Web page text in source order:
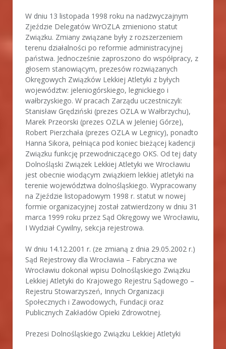
W dniu 13 listopada 1998 roku na nadzwyczajnym
Zjeździe Delegatów WrOZLA zmieniono statut
Związku. Zmiany związane były z rozszerzeniem
terenu działalności po reformie administracyjnej
państwa. Jednocześnie zaproszono do współpracy, z
głosem stanowiącym, prezesów rozwiązanych
Okręgowych Związków Lekkiej Atletyki z byłych
województw: jeleniogórskiego, legnickiego i
wałbrzyskiego. W pracach Zarządu uczestniczyli:
Stanisław Grędziński (prezes OZLA w Wałbrzychu),
Marek Przeorski (prezes OZLA w Jeleniej Górze),
Robert Pierzchała (prezes OZLA w Legnicy), ponadto
Hanna Sikora, pełniąca pod koniec bieżącej kadencji
Związku funkcję przewodniczącego OKS. Od tej daty
Dolnośląski Związek Lekkiej Atletyki we Wrocławiu
jest obecnie wiodącym związkiem lekkiej atletyki na
terenie województwa dolnośląskiego. Wypracowany
na Zjeździe listopadowym 1998 r. statut w nowej
formie organizacyjnej został zatwierdzony w dniu 31
marca 1999 roku przez Sąd Okręgowy we Wrocławiu,
I Wydział Cywilny, sekcja rejestrowa.
W dniu 14.12.2001 r. (ze zmianą z dnia 29.05.2002 r.)
Sąd Rejestrowy dla Wrocławia – Fabryczna we
Wrocławiu dokonał wpisu Dolnośląskiego Związku
Lekkiej Atletyki do Krajowego Rejestru Sądowego –
Rejestru Stowarzyszeń, Innych Organizacji
Społecznych i Zawodowych, Fundacji oraz
Publicznych Zakładów Opieki Zdrowotnej.
Prezesi Dolnośląskiego Związku Lekkiej Atletyki